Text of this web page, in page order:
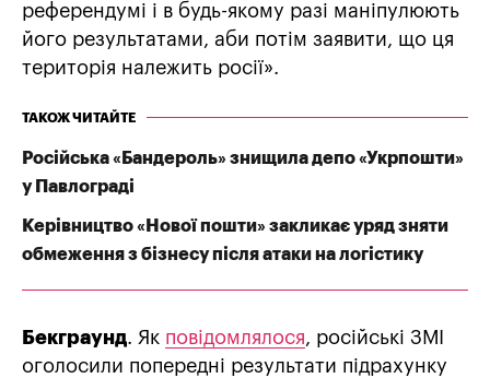
референдумі і в будь-якому разі маніпулюють
його результатами, аби потім заявити, що ця
територія належить росії».
ТАКОЖ ЧИТАЙТЕ
Російська «Бандероль» знищила депо «Укрпошти»
у Павлограді
Керівництво «Нової пошти» закликає уряд зняти
обмеження з бізнесу після атаки на логістику
Бекграунд. Як повідомлялося, російські ЗМІ
оголосили попередні результати підрахунку